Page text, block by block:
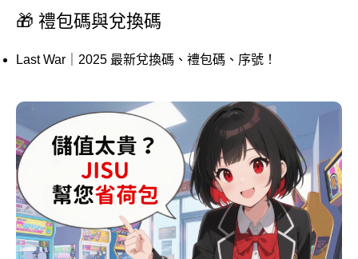
🎁 禮包碼與兌換碼
Last War｜2025 最新兌換碼、禮包碼、序號！